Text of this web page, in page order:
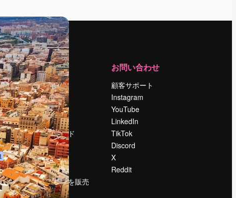
リ
ー
ー
運営
料金
会社概要
Reviews
採用情報
検索トレンド
ブログ
イベント
Slidesgo
コンテンツを販売
する
お問い合わせ
顧客サポート
Instagram
YouTube
LinkedIn
TikTok
Discord
X
Reddit